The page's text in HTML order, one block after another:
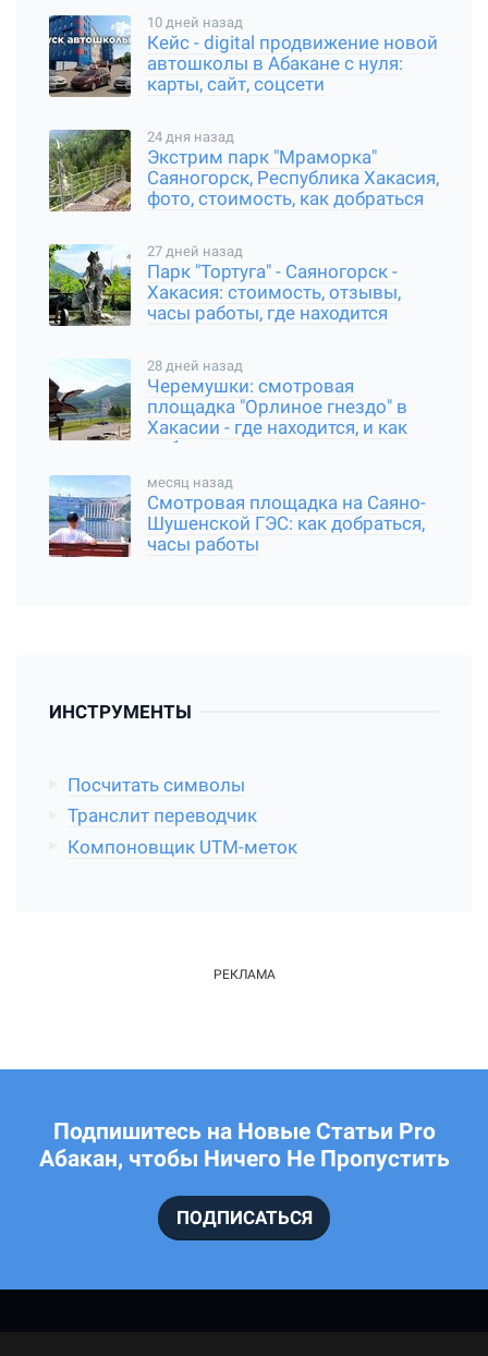
10 дней назад
Кейс - digital продвижение новой
автошколы в Абакане с нуля:
карты, сайт, соцсети
24 дня назад
Экстрим парк "Мраморка"
Саяногорск, Республика Хакасия,
фото, стоимость, как добраться
27 дней назад
Парк "Тортуга" - Саяногорск -
Хакасия: стоимость, отзывы,
часы работы, где находится
28 дней назад
Черемушки: смотровая
площадка "Орлиное гнездо" в
Хакасии - где находится, и как
добраться
месяц назад
Смотровая площадка на Саяно-
Шушенской ГЭС: как добраться,
часы работы
ИНСТРУМЕНТЫ
Посчитать символы
Транслит переводчик
Компоновщик UTM-меток
Подпишитесь на Новые Статьи Pro
Абакан, чтобы Ничего Не Пропустить
ПОДПИСАТЬСЯ